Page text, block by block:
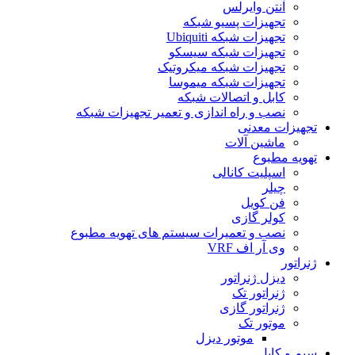
آنتن وایرلس
تجهیزات پسیو شبکه
تجهیزات شبکه Ubiquiti
تجهیزات شبکه سیسکو
تجهیزات شبکه میکروتیک
تجهیزات شبکه میموسا
کابل و اتصالات شبکه
نصب و راه اندازی و تعمیر تجهیزات شبکه
تجهیزات معدنی
ماشین آلات
تهویه مطبوع
اسپلیت کانالی
چیلر
فن کویل
کولر گازی
نصب و تعمیرات سیستم های تهویه مطبوع
وی آر اف VRF
ژنراتور
دیزل ژنراتور
ژنراتور تک
ژنراتور گازی
موتور تک
موتور دیزل